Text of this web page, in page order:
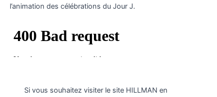
l’animation des célébrations du Jour J.
Si vous souhaitez visiter le site HILLMAN en